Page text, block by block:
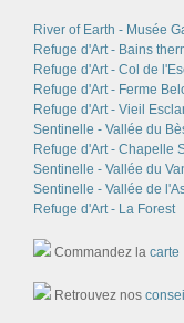
River of Earth - Musée
Refuge d'Art - Bains
Refuge d'Art - Col de
Refuge d'Art - Ferme
Refuge d'Art - Vieil
Sentinelle - Vallée du
Refuge d'Art - Chapelle
Sentinelle - Vallée du
Sentinelle - Vallée de
Refuge d'Art - La Forest
Commandez la carte
Retrouvez nos